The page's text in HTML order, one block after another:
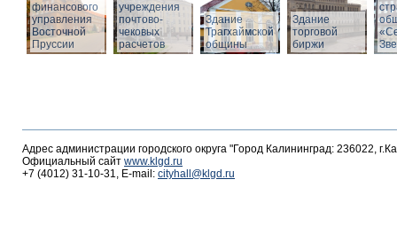
финансового
управления
Восточной
Пруссии
учреждения
почтово-
чековых
расчетов
Здание
Трагхаймской
общины
Здание
торговой
биржи
Адрес администрации городского округа "Город Калининград: 236022,
Официальный сайт www.klgd.ru
+7 (4012) 31-10-31, E-mail: cityhall@klgd.ru